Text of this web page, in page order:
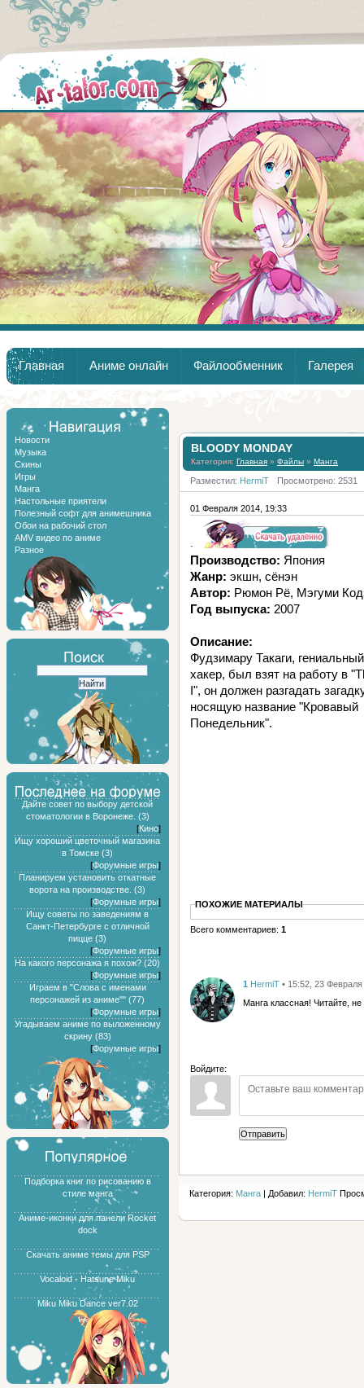
Главная
Аниме
Главная Аниме онлайн Файлообменник Галерея
Новости
Музыка
Скины
Игры
Манга
Настольные приятели
Полезный софт для анимешника
Обои на рабочий стол
AMV видео по аниме
Разное
Дайте совет по выбору детской
стоматологии в Воронеже. (3)
[Кино]
Ищу хороший цветочный магазина
в Томске (3)
[Форумные игры]
Планируем установить откатные
ворота на производстве. (3)
[Форумные игры]
Ищу советы по заведениям в
Санкт-Петербурге с отличной
пицце (3)
[Форумные игры]
На какого персонажа я похож? (20)
[Форумные игры]
Играем в "Слова с именами
персонажей из аниме"" (77)
[Форумные игры]
Угадываем аниме по выложенному
скрину (83)
[Форумные игры]
Подборка книг по рисованию в
стиле манга
Аниме-иконки для панели Rocket
dock
Скачать аниме темы для PSP
Vocaloid - Hatsune Miku
Miku Miku Dance ver7.02
BLOODY MONDAY
Категория: Главная » Файлы » Манга
Разместил: HermiT Просмотрено: 2531
01 Февраля 2014, 19:33
·
Производство: Япония
Жанр: экшн, сёнэн
Автор: Рюмон Рё, Мэгуми
Год выпуска: 2007
Описание:
Фудзимару Такаги, гениальный
хакер, был взят на работу в
I", он должен разгадать
носящую название "Кровавый
Понедельник".
ПОХОЖИЕ МАТЕРИАЛЫ
Всего комментариев: 1
1 HermiT • 15:52, 23
Манга классная! Читайте,
Войдите:
Отправить
Категория: Манга | Добавил: HermiT